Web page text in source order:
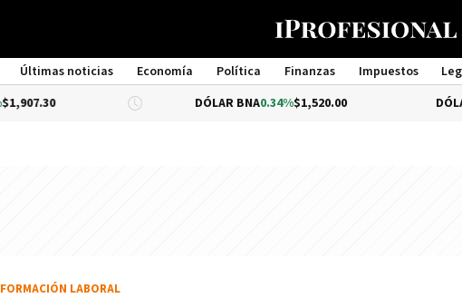
Últimas noticias Economía Política Finanzas Impuestos
Management
DÓLAR BNA 0.34%$1,520.00 DÓLAR BLUE-
LABORAL